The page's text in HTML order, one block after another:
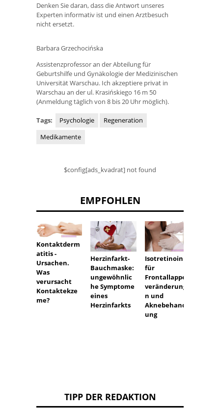
Denken Sie daran, dass die Antwort unseres
Experten informativ ist und einen Arztbesuch
nicht ersetzt.
Barbara Grzechocińska
Assistenzprofessor an der Abteilung für
Geburtshilfe und Gynäkologie der Medizinischen
Universität Warschau. Ich akzeptiere privat in
Warschau an der ul. Krasińskiego 16 m 50
(Anmeldung täglich von 8 bis 20 Uhr möglich).
Tags: Psychologie
Regeneration
Medikamente
$config[ads_kvadrat] not found
EMPFOHLEN
Kontaktderm
atitis -
Ursachen.
Was
verursacht
Kontaktekze
me?
Herzinfarkt-
Bauchmaske:
ungewöhnlic
he Symptome
eines
Herzinfarkts
Isotretinoin
für
Frontallappen
veränderunge
n und
Aknebehandl
ung
TIPP DER REDAKTION